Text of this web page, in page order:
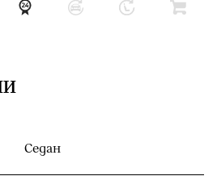
Седан